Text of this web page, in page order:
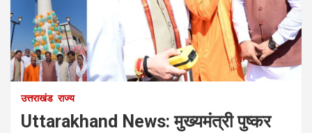
उत्तराखंड राज्य
Uttarakhand News: मुख्यमंत्री पुष्कर